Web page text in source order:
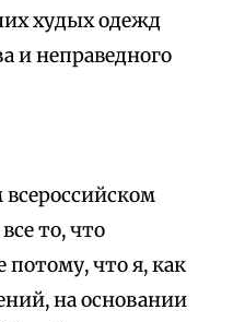
худых одежд
и неправедного
то, что
потому, что я, как
на основании